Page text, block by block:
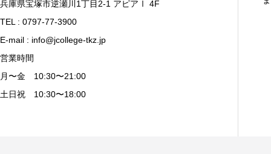
兵庫県宝塚市逆瀬川1丁目2-1 アピアⅠ 4F
TEL : 0797-77-3900
E-mail : info@jcollege-tkz.jp
営業時間
月〜金 10:30〜21:00
土日祝 10:30〜18:00